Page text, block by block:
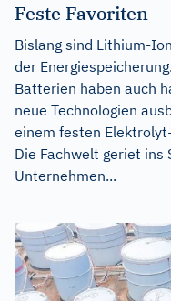
Feste Favoriten
Bislang sind Lithium-
der
Batterien haben auch
neue Technologien
einem festen
Die Fachwelt geriet ins
Unternehmen...